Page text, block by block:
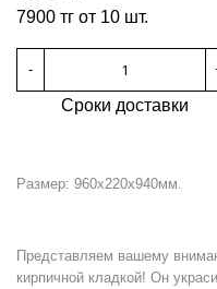
7900 тг от 10 шт.
-
Сроки доставки
Размер: 960х220х940мм.
Представляем вашему
кирпичной кладкой! Он